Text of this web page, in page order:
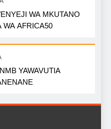
WA MKUTANO
WA AFRICA50
YAWAVUTIA